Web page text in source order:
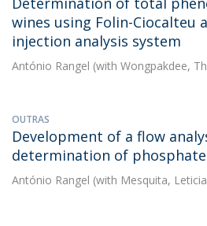
wines using Folin-Ciocalteu
injection analysis system
António Rangel (with Wongpakdee,
OUTRAS
Development of a flow
determination of
António Rangel (with Mesquita,